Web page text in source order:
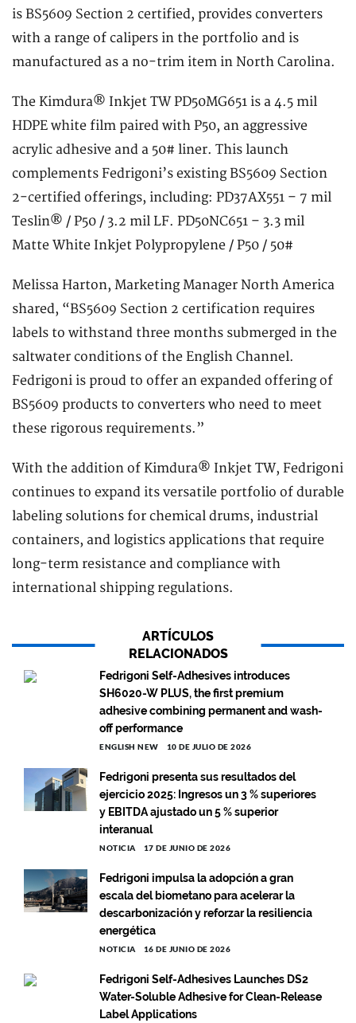
is BS5609 Section 2 certified, provides converters
with a range of calipers in the portfolio and is
manufactured as a no-trim item in North Carolina.
The Kimdura® Inkjet TW PD50MG651 is a 4.5 mil
HDPE white film paired with P50, an aggressive
acrylic adhesive and a 50# liner. This launch
complements Fedrigoni’s existing BS5609 Section
2-certified offerings, including: PD37AX551 – 7 mil
Teslin® / P50 / 3.2 mil LF. PD50NC651 – 3.3 mil
Matte White Inkjet Polypropylene / P50 / 50#
Melissa Harton, Marketing Manager North America
shared, “BS5609 Section 2 certification requires
labels to withstand three months submerged in the
saltwater conditions of the English Channel.
Fedrigoni is proud to offer an expanded offering of
BS5609 products to converters who need to meet
these rigorous requirements.”
With the addition of Kimdura® Inkjet TW, Fedrigoni
continues to expand its versatile portfolio of durable
labeling solutions for chemical drums, industrial
containers, and logistics applications that require
long-term resistance and compliance with
international shipping regulations.
ARTÍCULOS
RELACIONADOS
Fedrigoni Self-Adhesives introduces
SH6020-W PLUS, the first premium
adhesive combining permanent and wash-
off performance
ENGLISH NEW 10 DE JULIO DE 2026
Fedrigoni presenta sus resultados del
ejercicio 2025: Ingresos un 3 % superiores
y EBITDA ajustado un 5 % superior
interanual
NOTICIA 17 DE JUNIO DE 2026
Fedrigoni impulsa la adopción a gran
escala del biometano para acelerar la
descarbonización y reforzar la resiliencia
energética
NOTICIA 16 DE JUNIO DE 2026
Fedrigoni Self-Adhesives Launches DS2
Water-Soluble Adhesive for Clean-Release
Label Applications